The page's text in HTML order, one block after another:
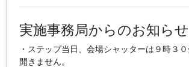
実施事務局からのお知らせ
・ステップ当日、会場シャッターは９時３
開きません。